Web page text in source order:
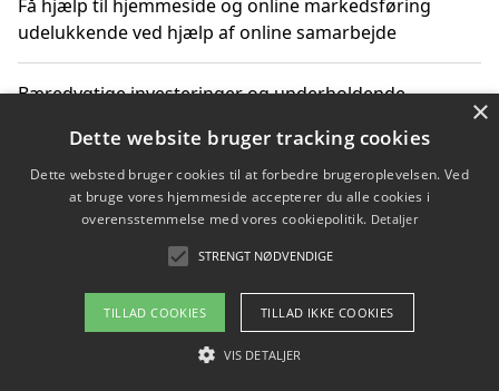
Få hjælp til hjemmeside og online markedsføring
udelukkende ved hjælp af online samarbejde
Bæredygtige investeringer og underholdende
Sådan kan online møder for virksomheder fremme
grønne investeringer
Copyright 2026 - Pilanto Aps
Om / kontakt
×
Dette website bruger tracking cookies
Dette websted bruger cookies til at forbedre brugeroplevelsen. Ved
at bruge vores hjemmeside accepterer du alle cookies i
overensstemmelse med vores cookiepolitik. Detaljer
STRENGT NØDVENDIGE
TILLAD COOKIES TILLAD IKKE COOKIES
VIS DETALJER